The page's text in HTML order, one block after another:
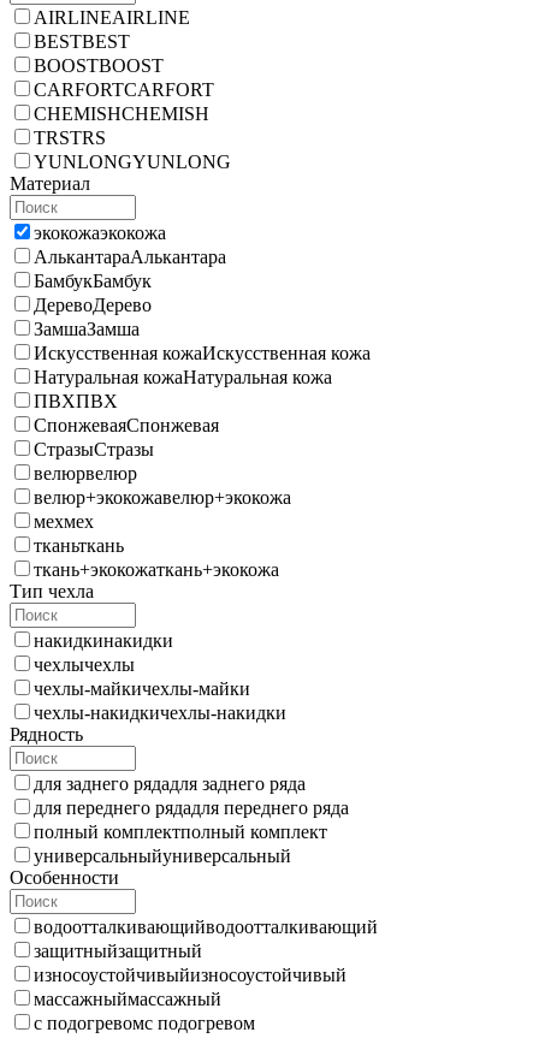
AIRLINEAIRLINE
BESTBEST
BOOSTBOOST
CARFORTCARFORT
CHEMISHCHEMISH
TRSTRS
YUNLONGYUNLONG
Материал
экокожаэкокожа
АлькантараАлькантара
БамбукБамбук
ДеревоДерево
ЗамшаЗамша
Искусственная кожаИскусственная кожа
Натуральная кожаНатуральная кожа
ПВХПВХ
СпонжеваяСпонжевая
СтразыСтразы
велюрвелюр
велюр+экокожавелюр+экокожа
мехмех
тканьткань
ткань+экокожаткань+экокожа
Тип чехла
накидкинакидки
чехлычехлы
чехлы-майкичехлы-майки
чехлы-накидкичехлы-накидки
Рядность
для заднего рядадля заднего ряда
для переднего рядадля переднего ряда
полный комплектполный комплект
универсальныйуниверсальный
Особенности
водоотталкивающийводоотталкивающий
защитныйзащитный
износоустойчивыйизносоустойчивый
массажныймассажный
с подогревомс подогревом